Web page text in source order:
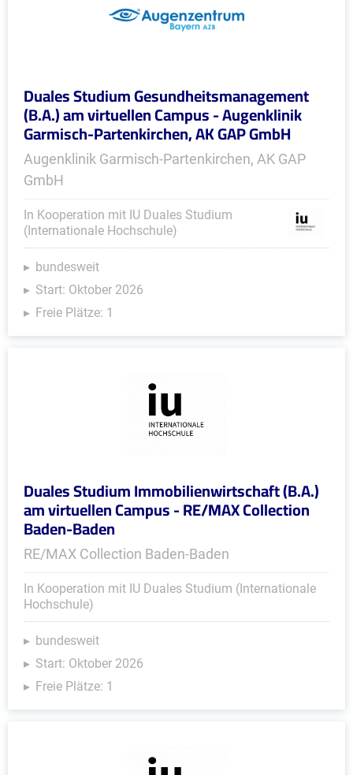
Duales Studium Gesundheitsmanagement
(B.A.) am virtuellen Campus - Augenklinik
Garmisch-Partenkirchen, AK GAP GmbH
Augenklinik Garmisch-Partenkirchen, AK GAP
GmbH
In Kooperation mit IU Duales Studium
(Internationale Hochschule)
bundesweit
Start: Oktober 2026
Freie Plätze: 1
Duales Studium Immobilienwirtschaft (B.A.)
am virtuellen Campus - RE/MAX Collection
Baden-Baden
RE/MAX Collection Baden-Baden
In Kooperation mit IU Duales Studium (Internationale
Hochschule)
bundesweit
Start: Oktober 2026
Freie Plätze: 1